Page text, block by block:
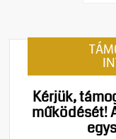
Kérjük,
működését!